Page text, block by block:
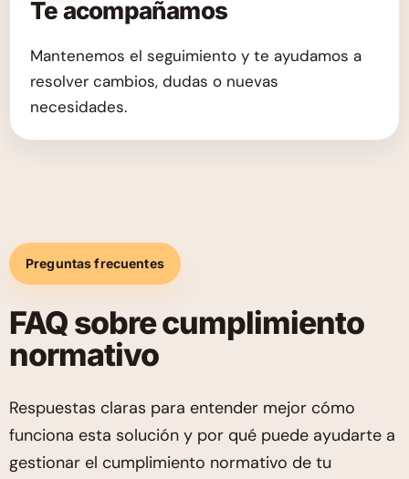
Te acompañamos
Mantenemos el seguimiento y te ayudamos a
resolver cambios, dudas o nuevas
necesidades.
Preguntas frecuentes
FAQ sobre cumplimiento
normativo
Respuestas claras para entender mejor cómo
funciona esta solución y por qué puede ayudarte a
gestionar el cumplimiento normativo de tu